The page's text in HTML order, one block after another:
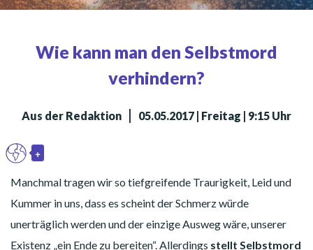
Wie kann man den Selbstmord
verhindern?
Aus der Redaktion | 05.05.2017 | Freitag | 9:15 Uhr
+
Toggle Dropdown
Manchmal tragen wir so tiefgreifende Traurigkeit, Leid und
Kummer in uns, dass es scheint der Schmerz würde
unerträglich werden und der einzige Ausweg wäre, unserer
Existenz „ein Ende zu bereiten“. Allerdings stellt Selbstmord